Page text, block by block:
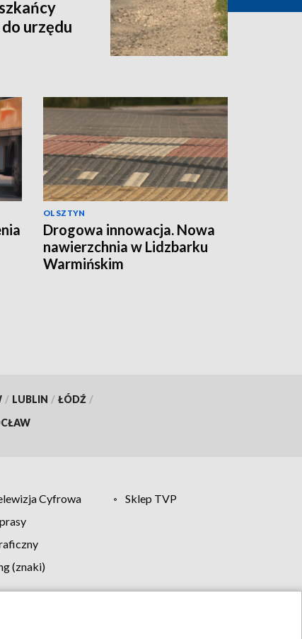
urzędu
OLSZTYN
Drogowa innowacja. Nowa
nawierzchnia w Lidzbarku
Warmińskim
/ LUBLIN / ŁÓDŹ /
Cyfrowa
Sklep TVP
(znaki)